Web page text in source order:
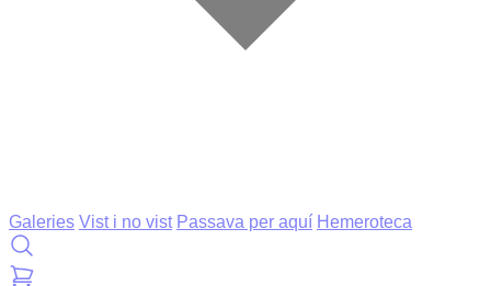
Galeries Vist i no vist Passava per aquí Hemeroteca